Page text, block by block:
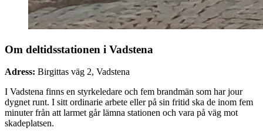
Om deltidsstationen i Vadstena
Adress: Birgittas väg 2, Vadstena
I Vadstena finns en styrkeledare och fem brandmän som har jour
dygnet runt. I sitt ordinarie arbete eller på sin fritid ska de inom fem
minuter från att larmet går lämna stationen och vara på väg mot
skadeplatsen.